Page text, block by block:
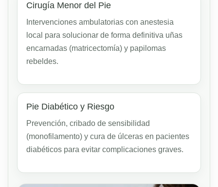
Cirugía Menor del Pie
Intervenciones ambulatorias con anestesia
local para solucionar de forma definitiva uñas
encarnadas (matricectomía) y papilomas
rebeldes.
Pie Diabético y Riesgo
Prevención, cribado de sensibilidad
(monofilamento) y cura de úlceras en pacientes
diabéticos para evitar complicaciones graves.